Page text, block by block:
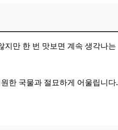
지만 한 번 맛보면 계속 생각나는
한 국물과 절묘하게 어울립니다.